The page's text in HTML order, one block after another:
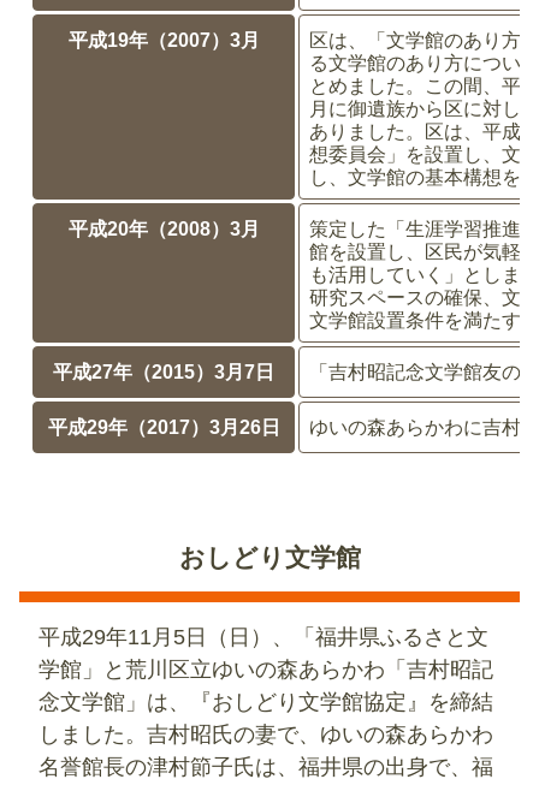
平成19年（2007）3月
区は、「文学館のあり方
る文学館のあり方につい
とめました。この間、平
月に御遺族から区に対し
ありました。区は、平成
想委員会」を設置し、文
し、文学館の基本構想を
平成20年（2008）3月
策定した「生涯学習推進
館を設置し、区民が気軽
も活用していく」としま
研究スペースの確保、文
文学館設置条件を満たす
平成27年（2015）3月7日 「吉村昭記念文学館友の
平成29年（2017）3月26日 ゆいの森あらかわに吉村
おしどり文学館
平成29年11月5日（日）、「福井県ふるさと文
学館」と荒川区立ゆいの森あらかわ「吉村昭記
念文学館」は、『おしどり文学館協定』を締結
しました。吉村昭氏の妻で、ゆいの森あらかわ
名誉館長の津村節子氏は、福井県の出身で、福